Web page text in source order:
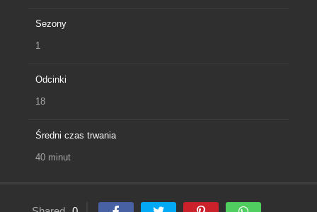
Sezony
1
Odcinki
18
Średni czas trwania
40 minut